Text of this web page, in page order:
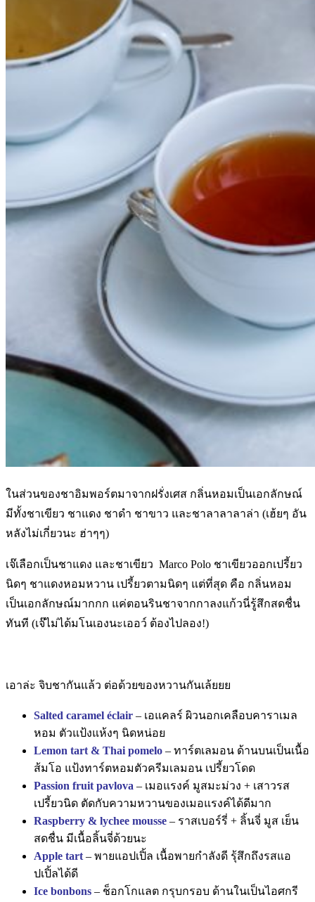
ในส่วนของชาอิมพอร์ตมาจากฝรั่งเศส กลิ่นหอมเป็นเอกลักษณ์
มีทั้งชาเขียว ชาแดง ชาดำ ชาขาว และชาลาลาลาล่า (เฮ้ยๆ อัน
หลังไม่เกี่ยวนะ ฮ่าๆๆ)
เจ๊เลือกเป็นชาแดง และชาเขียว Marco Polo ชาเขียวออกเปรี้ยว
นิดๆ ชาแดงหอมหวาน เปรี้ยวตามนิดๆ แต่ที่สุด คือ กลิ่นหอม
เป็นเอกลักษณ์มากกก แค่ตอนรินชาจากกาลงแก้วนี่รู้สึกสดชื่น
ทันที (เจ๊ไม่ได้มโนเองนะเออว์ ต้องไปลอง!)
เอาล่ะ จิบชากันแล้ว ต่อด้วยของหวานกันเล้ยยย
Salted caramel éclair – เอแคลร์ ผิวนอกเคลือบคาราเมล
หอม ตัวแป้งแห้งๆ นิดหน่อย
Lemon tart & Thai pomelo – ทาร์ตเลมอน ด้านบนเป็นเนื้อ
ส้มโอ แป้งทาร์ตหอมตัวครีมเลมอน เปรี้ยวโดด
Passion fruit pavlova – เมอแรงค์ มูสมะม่วง + เสาวรส
เปรี้ยวนิด ตัดกับความหวานของเมอแรงค์ได้ดีมาก
Raspberry & lychee mousse – ราสเบอร์รี่ + ลิ้นจี่ มูส เย็น
สดชื่น มีเนื้อลิ้นจี่ด้วยนะ
Apple tart – พายแอปเปิ้ล เนื้อพายกำลังดี รุ้สึกถึงรสแอ
ปเปิ้ลได้ดี
Ice bonbons – ช็อกโกแลต กรุบกรอบ ด้านในเป็นไอศกรี